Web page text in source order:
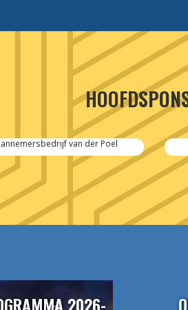
van der Poel
2026-